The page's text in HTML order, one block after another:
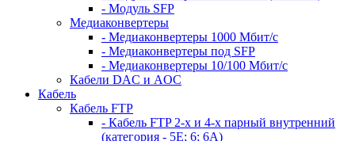
- Модуль SFP
Медиаконвертеры
- Медиаконвертеры 1000 Мбит/с
- Медиаконвертеры под SFP
- Медиаконвертеры 10/100 Мбит/с
Кабели DAC и AOC
Кабель
Кабель FTP
- Кабель FTP 2-х и 4-х парный внутренний
(категория - 5Е; 6; 6А)